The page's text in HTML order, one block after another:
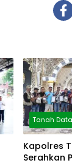
Tanah
Kapolres
Serahkan